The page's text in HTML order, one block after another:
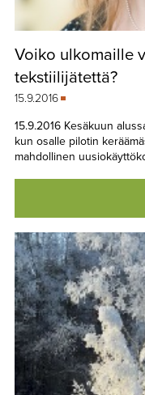
Voiko ulkomaille
tekstiilijätettä?
15.9.2016
15.9.2016 Kesäkuun
kun osalle pilotin
mahdollinen